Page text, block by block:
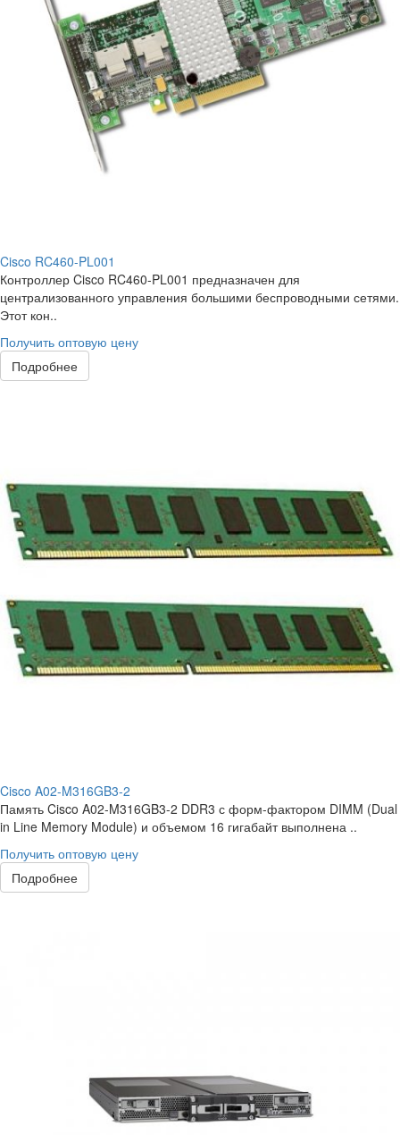
Cisco RC460-PL001
Контроллер Cisco RC460-PL001 предназначен для
централизованного управления большими беспроводными сетями.
Этот кон..
Получить оптовую цену
Подробнее
Cisco A02-M316GB3-2
Память Cisco A02-M316GB3-2 DDR3 с форм-фактором DIMM (Dual
in Line Memory Module) и объемом 16 гигабайт выполнена ..
Получить оптовую цену
Подробнее